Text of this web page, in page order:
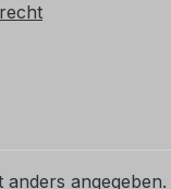
angegeben.